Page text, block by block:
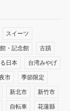
スイーツ
・記念館 古蹟
日本 台湾みやげ
市 季節限定
新北市 新竹市
自転車 花蓮縣